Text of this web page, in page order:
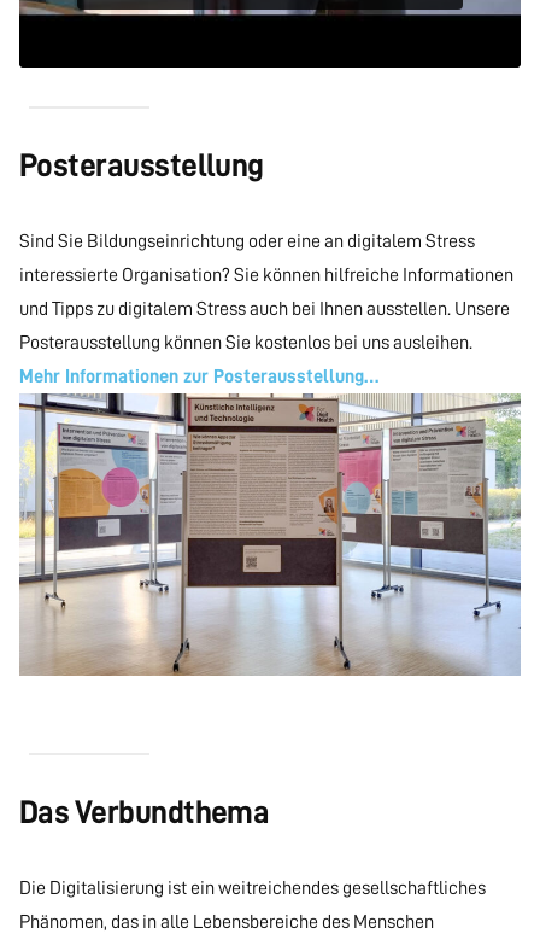
Posterausstellung
Sind Sie Bildungseinrichtung oder eine an digitalem Stress
interessierte Organisation? Sie können hilfreiche Informationen
und Tipps zu digitalem Stress auch bei Ihnen ausstellen. Unsere
Posterausstellung können Sie kostenlos bei uns ausleihen.
Mehr Informationen zur Posterausstellung…
Das Verbundthema
Die Digitalisierung ist ein weitreichendes gesellschaftliches
Phänomen, das in alle Lebensbereiche des Menschen